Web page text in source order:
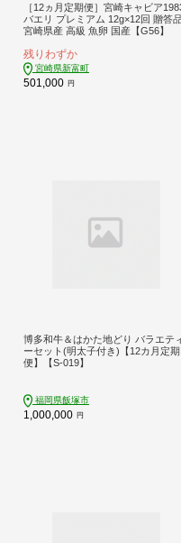
［12ヵ月定期便］宮崎キャビア
バエリ プレミアム 12g×12回 贈答
宮崎県産 高級 魚卵 国産【G56】
残りわずか
宮崎県新富町
501,000 円
博多和牛＆はかた地どり バラエテ
ーセット(明太子付き)【12カ月定期
便】【S-019】
福岡県飯塚市
1,000,000 円